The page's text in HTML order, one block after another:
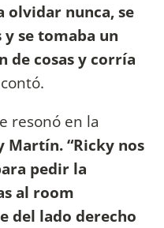
olvidar nunca, se
se tomaba un
de cosas y corría
contó.
resonó en la
Martín. “Ricky nos
pedir la
al room
del lado derecho